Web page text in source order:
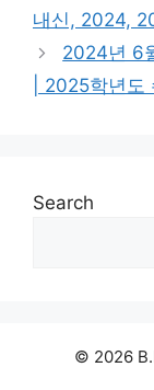
내신, 2024,
2024년 6
| 2025학년도
Search
© 2026